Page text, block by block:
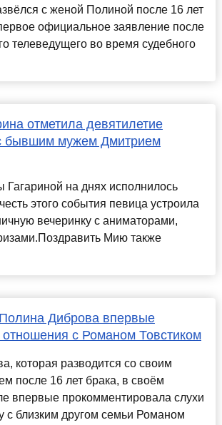
с женой Полиной после 16 лет
официальное заявление после
телеведущего во время судебного
отметила девятилетие
бывшим мужем Дмитрием
на днях исполнилось
этого события певица устроила
вечеринку с аниматорами,
Мию также
Диброва впервые
с Романом Товстиком
которая разводится со своим
после 16 лет брака, в своём
впервые прокомментировала слухи
с близким другом семьи Романом